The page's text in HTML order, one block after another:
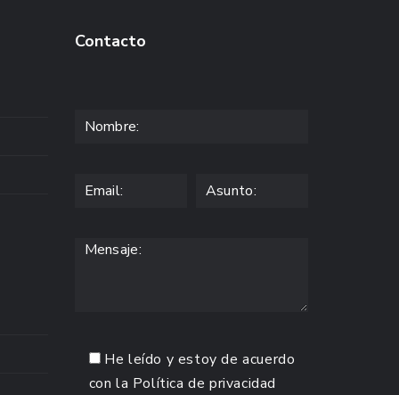
Contacto
He leído y estoy de acuerdo
con la Política de privacidad